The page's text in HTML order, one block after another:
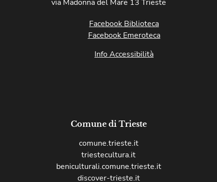
via Madonna del Mare 13 Trieste
Facebook Biblioteca
Facebook Emeroteca
Info Accessibilità
Comune di Trieste
comune.trieste.it
triestecultura.it
beniculturali.comune.trieste.it
discover-trieste.it